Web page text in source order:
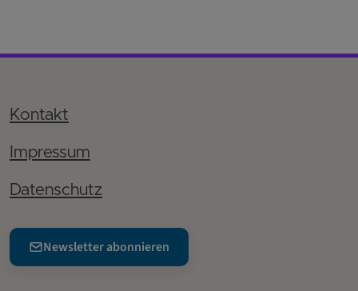
Kontakt
Impressum
Datenschutz
Newsletter abonnieren